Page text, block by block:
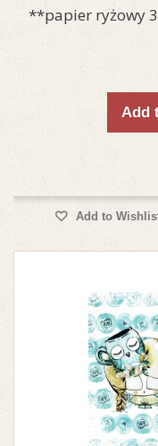
**papier ryżowy
Add
Add to